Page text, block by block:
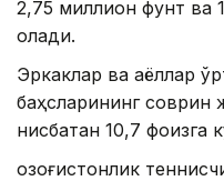
2,75 миллион фунт ва
олади.
Эркаклар ва аёллар
баҳсларининг соврин
нисбатан 10,7 фоизга
Қозоғистонлик